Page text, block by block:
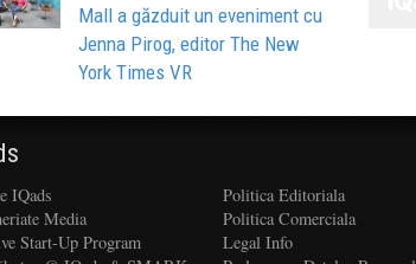
Mall a găzduit un eveniment cu
Jenna Pirog, editor The New
York Times VR
IQads
Media
Start-Up Program
Politica Editoriala
Politica Comerciala
Legal Info